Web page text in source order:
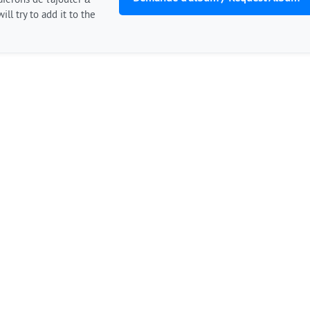
try to add it to the